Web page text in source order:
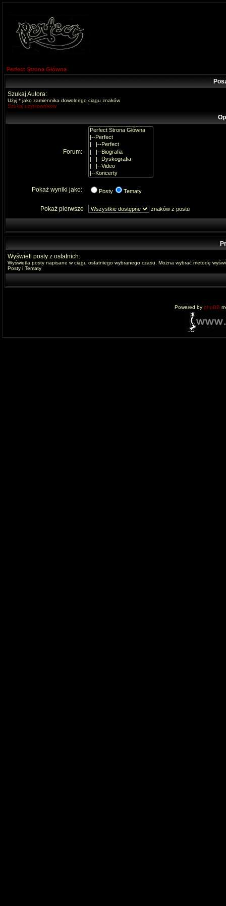
Perfect Strona Główna
Szukaj Autora:
Użyj * jako zamiennika dowolnego ciągu znaków
Szukaj użytkowników
Forum:
Pokaż wyniki jako: Posty Tematy
Pokaż pierwsze znaków z postu
Wyświetl posty z ostatnich:
Wyświetla posty napisane w ciągu ostatniego wybranego czasu. Można wybrać metodę
Posty i Tematy
Powered by phpBB